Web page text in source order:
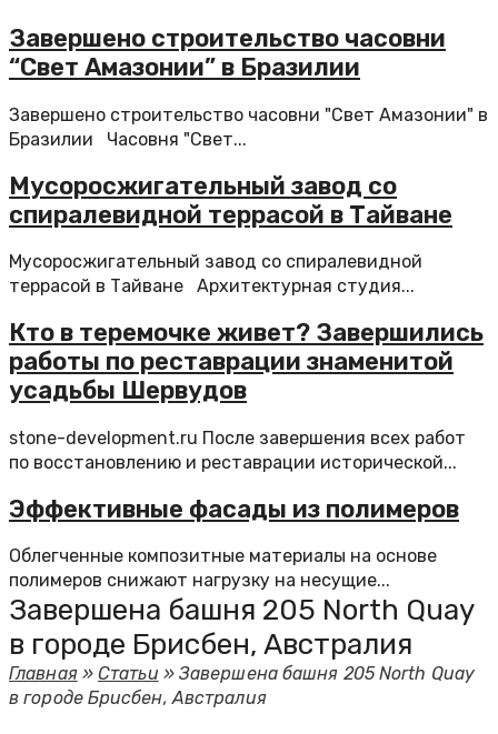
Завершено строительство часовни
“Свет Амазонии” в Бразилии
Завершено строительство часовни "Свет Амазонии" в
Бразилии Часовня "Свет...
Мусоросжигательный завод со
спиралевидной террасой в Тайване
Мусоросжигательный завод со спиралевидной
террасой в Тайване Архитектурная студия...
Кто в теремочке живет? Завершились
работы по реставрации знаменитой
усадьбы Шервудов
stone-development.ru После завершения всех работ
по восстановлению и реставрации исторической...
Эффективные фасады из полимеров
Облегченные композитные материалы на основе
полимеров снижают нагрузку на несущие...
Завершена башня 205 North Quay
в городе Брисбен, Австралия
Главная»Статьи » Завершена башня 205 North Quay
в городе Брисбен, Австралия